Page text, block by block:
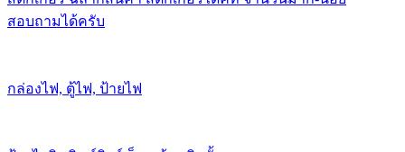
สอบถามได้ครับ
กล่องไฟ, ตู้ไฟ, ป้ายไฟ